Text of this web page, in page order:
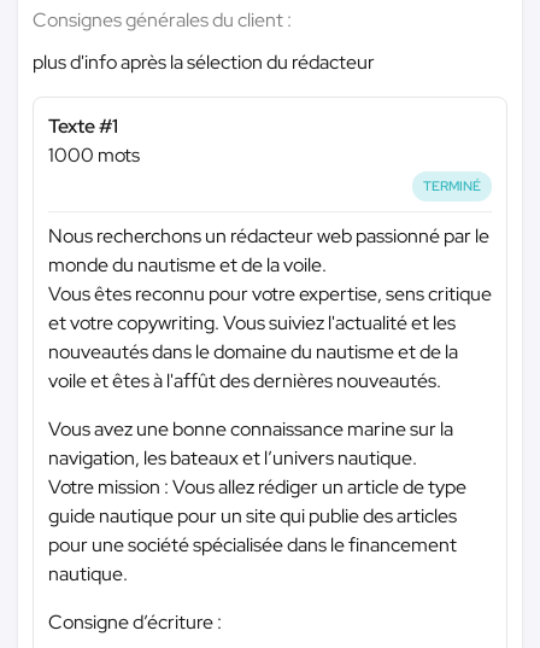
Consignes générales du client :
plus d'info après la sélection du rédacteur
Texte #1
1000 mots
TERMINÉ
Nous recherchons un rédacteur web passionné par le
monde du nautisme et de la voile.
Vous êtes reconnu pour votre expertise, sens critique
et votre copywriting. Vous suiviez l'actualité et les
nouveautés dans le domaine du nautisme et de la
voile et êtes à l'affût des dernières nouveautés.
Vous avez une bonne connaissance marine sur la
navigation, les bateaux et l’univers nautique.
Votre mission : Vous allez rédiger un article de type
guide nautique pour un site qui publie des articles
pour une société spécialisée dans le financement
nautique.
Consigne d’écriture :